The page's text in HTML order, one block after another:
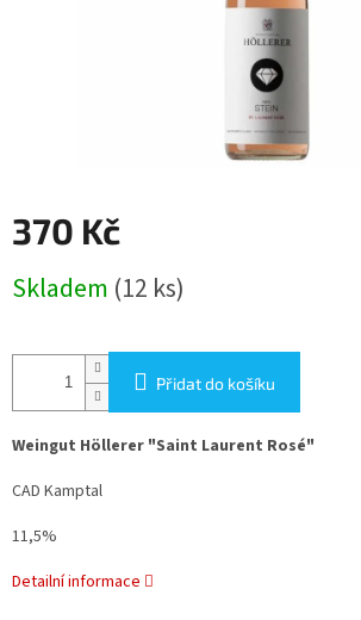
370 Kč
cena:
Skladem (12 ks)
Přidat do košíku
Weingut Höllerer "Saint Laurent Rosé"
CAD Kamptal
11,5%
Detailní informace